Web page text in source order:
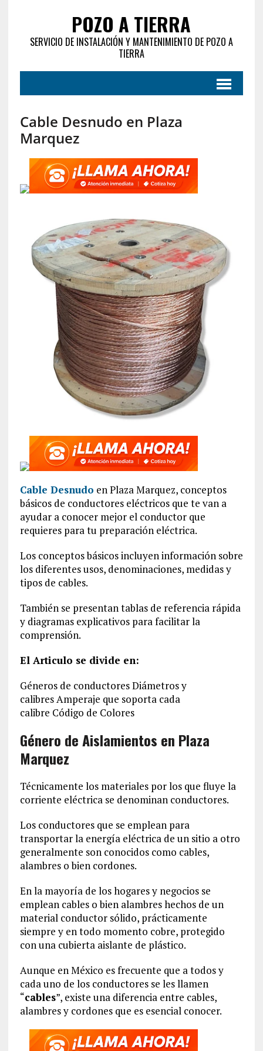
POZO A TIERRA
SERVICIO DE INSTALACIÓN Y MANTENIMIENTO DE POZO A
TIERRA
Cable Desnudo en Plaza
Marquez
Cable Desnudo en Plaza Marquez, conceptos
básicos de conductores eléctricos que te van a
ayudar a conocer mejor el conductor que
requieres para tu preparación eléctrica.
Los conceptos básicos incluyen información sobre
los diferentes usos, denominaciones, medidas y
tipos de cables.
También se presentan tablas de referencia rápida
y diagramas explicativos para facilitar la
comprensión.
El Articulo se divide en:
Géneros de conductores Diámetros y
calibres Amperaje que soporta cada
calibre Código de Colores
Género de Aislamientos en Plaza
Marquez
Técnicamente los materiales por los que fluye la
corriente eléctrica se denominan conductores.
Los conductores que se emplean para
transportar la energía eléctrica de un sitio a otro
generalmente son conocidos como cables,
alambres o bien cordones.
En la mayoría de los hogares y negocios se
emplean cables o bien alambres hechos de un
material conductor sólido, prácticamente
siempre y en todo momento cobre, protegido
con una cubierta aislante de plástico.
Aunque en México es frecuente que a todos y
cada uno de los conductores se les llamen
“cables”, existe una diferencia entre cables,
alambres y cordones que es esencial conocer.